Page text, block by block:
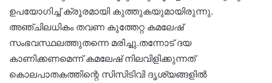
ഉപയോഗിച്ച് ക്രൂരമായി കുത്തുകയുമായിരുന്നു.
അഞ്ചിലധികം തവണ കുത്തേറ്റ കമലേഷ്
സംഭവസ്ഥലത്തുതന്നെ മരിച്ചു.തന്നോട് ദയ
കാണിക്കണമെന്ന് കമലേഷ് നിലവിളിക്കുന്നത്
കൊലപാതകത്തിന്റെ സിസിടിവി ദൃശ്യങ്ങളിൽ